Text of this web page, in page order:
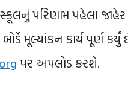
પરિણામ પહેલા
મૂલ્યાંકન કાર્ય પૂર્ણ
પર અપલોડ કરશે.